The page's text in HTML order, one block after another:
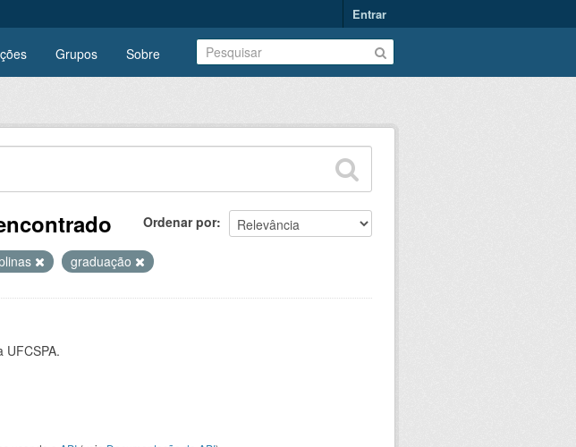
Entrar
Grupos Sobre
Ordenar por
graduação
UFCSPA.